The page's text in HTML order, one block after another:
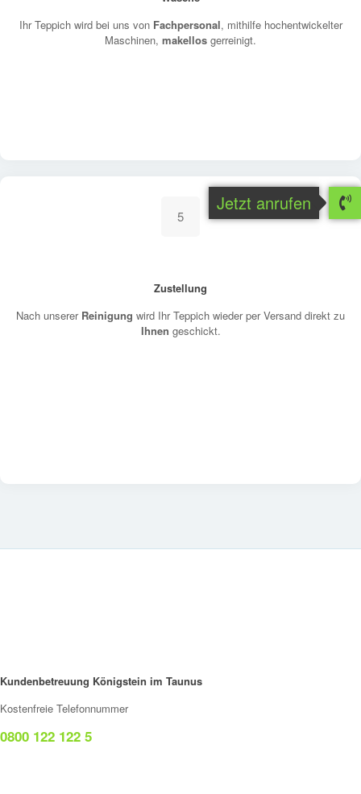
Ihr Teppich wird bei uns von Fachpersonal, mithilfe hochentwickelter
Maschinen, makellos gerreinigt.
5
Zustellung
Nach unserer Reinigung wird Ihr Teppich wieder per Versand direkt zu
Ihnen geschickt.
Kundenbetreuung Königstein im Taunus
Kostenfreie Telefonnummer
0800 122 122 5
Jetzt anrufen